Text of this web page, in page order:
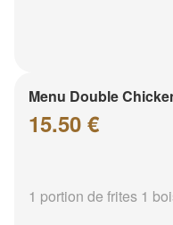
Menu Double
15.50 €
1 portion de frites 1